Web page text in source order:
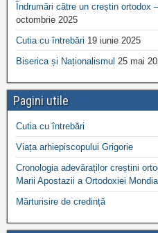
Îndrumări către un creștin ortodox
octombrie 2025
Cutia cu întrebări 19 iunie 2025
Biserica și Naționalismul 25 mai
Pagini utile
Cutia cu întrebări
Viața arhiepiscopului Grigorie
Cronologia adevăraților creștini
Marii Apostazii a Ortodoxiei
Mărturisire de credință